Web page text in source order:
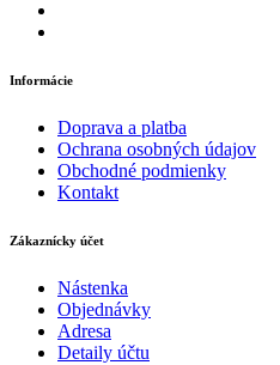
Informácie
Doprava a platba
Ochrana osobných údajov
Obchodné podmienky
Kontakt
Zákaznícky účet
Nástenka
Objednávky
Adresa
Detaily účtu